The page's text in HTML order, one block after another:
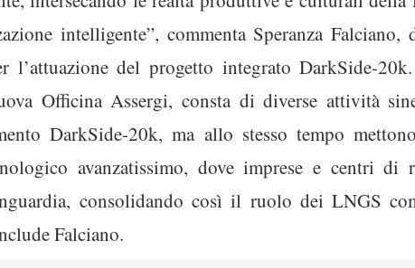
intelligente”, commenta Speranza
del progetto integrato DarkSide-
Officina Assergi, consta di diverse attività
DarkSide-20k, ma allo stesso tempo
avanzatissimo, dove imprese e centri di
consolidando così il ruolo dei LNGS
Falciano.